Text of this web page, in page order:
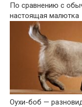
По сравнению с
настоящая малютка
Оухи-боб —